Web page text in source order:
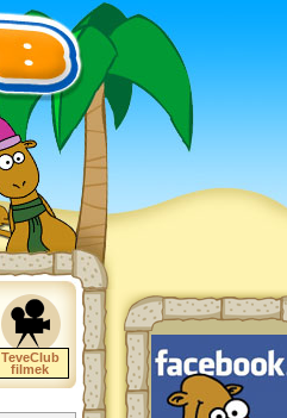
TeveClub
filmek